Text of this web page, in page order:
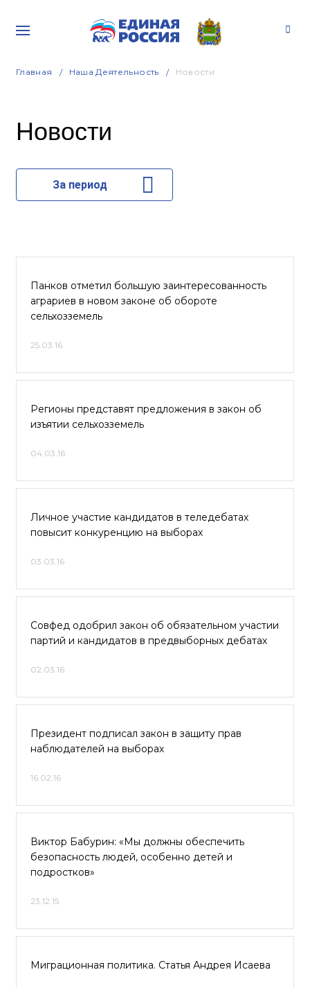
Главная Наша Деятельность Новости
Новости
За период
Панков отметил большую заинтересованность
аграриев в новом законе об обороте
сельхозземель
25.03.16
Регионы представят предложения в закон об
изъятии сельхозземель
04.03.16
Личное участие кандидатов в теледебатах
повысит конкуренцию на выборах
03.03.16
Совфед одобрил закон об обязательном участии
партий и кандидатов в предвыборных дебатах
02.03.16
Президент подписал закон в защиту прав
наблюдателей на выборах
16.02.16
Виктор Бабурин: «Мы должны обеспечить
безопасность людей, особенно детей и
подростков»
23.12.15
Миграционная политика. Статья Андрея Исаева